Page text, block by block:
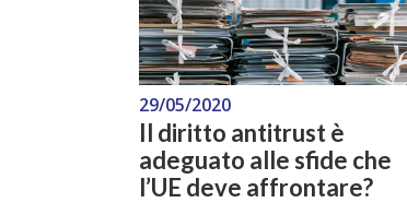
29/05/2020
Il diritto antitrust è
adeguato alle sfide che
l’UE deve affrontare?